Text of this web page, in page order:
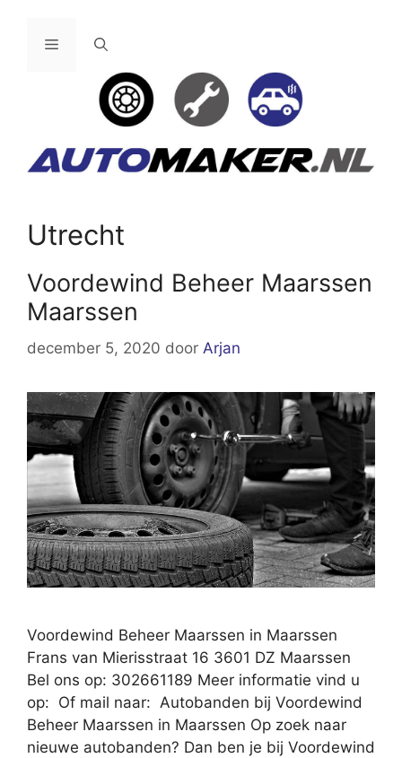
Menu
Utrecht
Voordewind Beheer Maarssen
Maarssen
december 5, 2020 door Arjan
Voordewind Beheer Maarssen in Maarssen
Frans van Mierisstraat 16 3601 DZ Maarssen
Bel ons op: 302661189 Meer informatie vind u
op: Of mail naar: Autobanden bij Voordewind
Beheer Maarssen in Maarssen Op zoek naar
nieuwe autobanden? Dan ben je bij Voordewind